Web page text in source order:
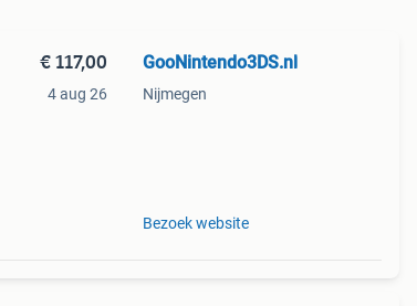
€ 117,00
4 aug 26
GooNintendo3DS.nl
Nijmegen
Bezoek website